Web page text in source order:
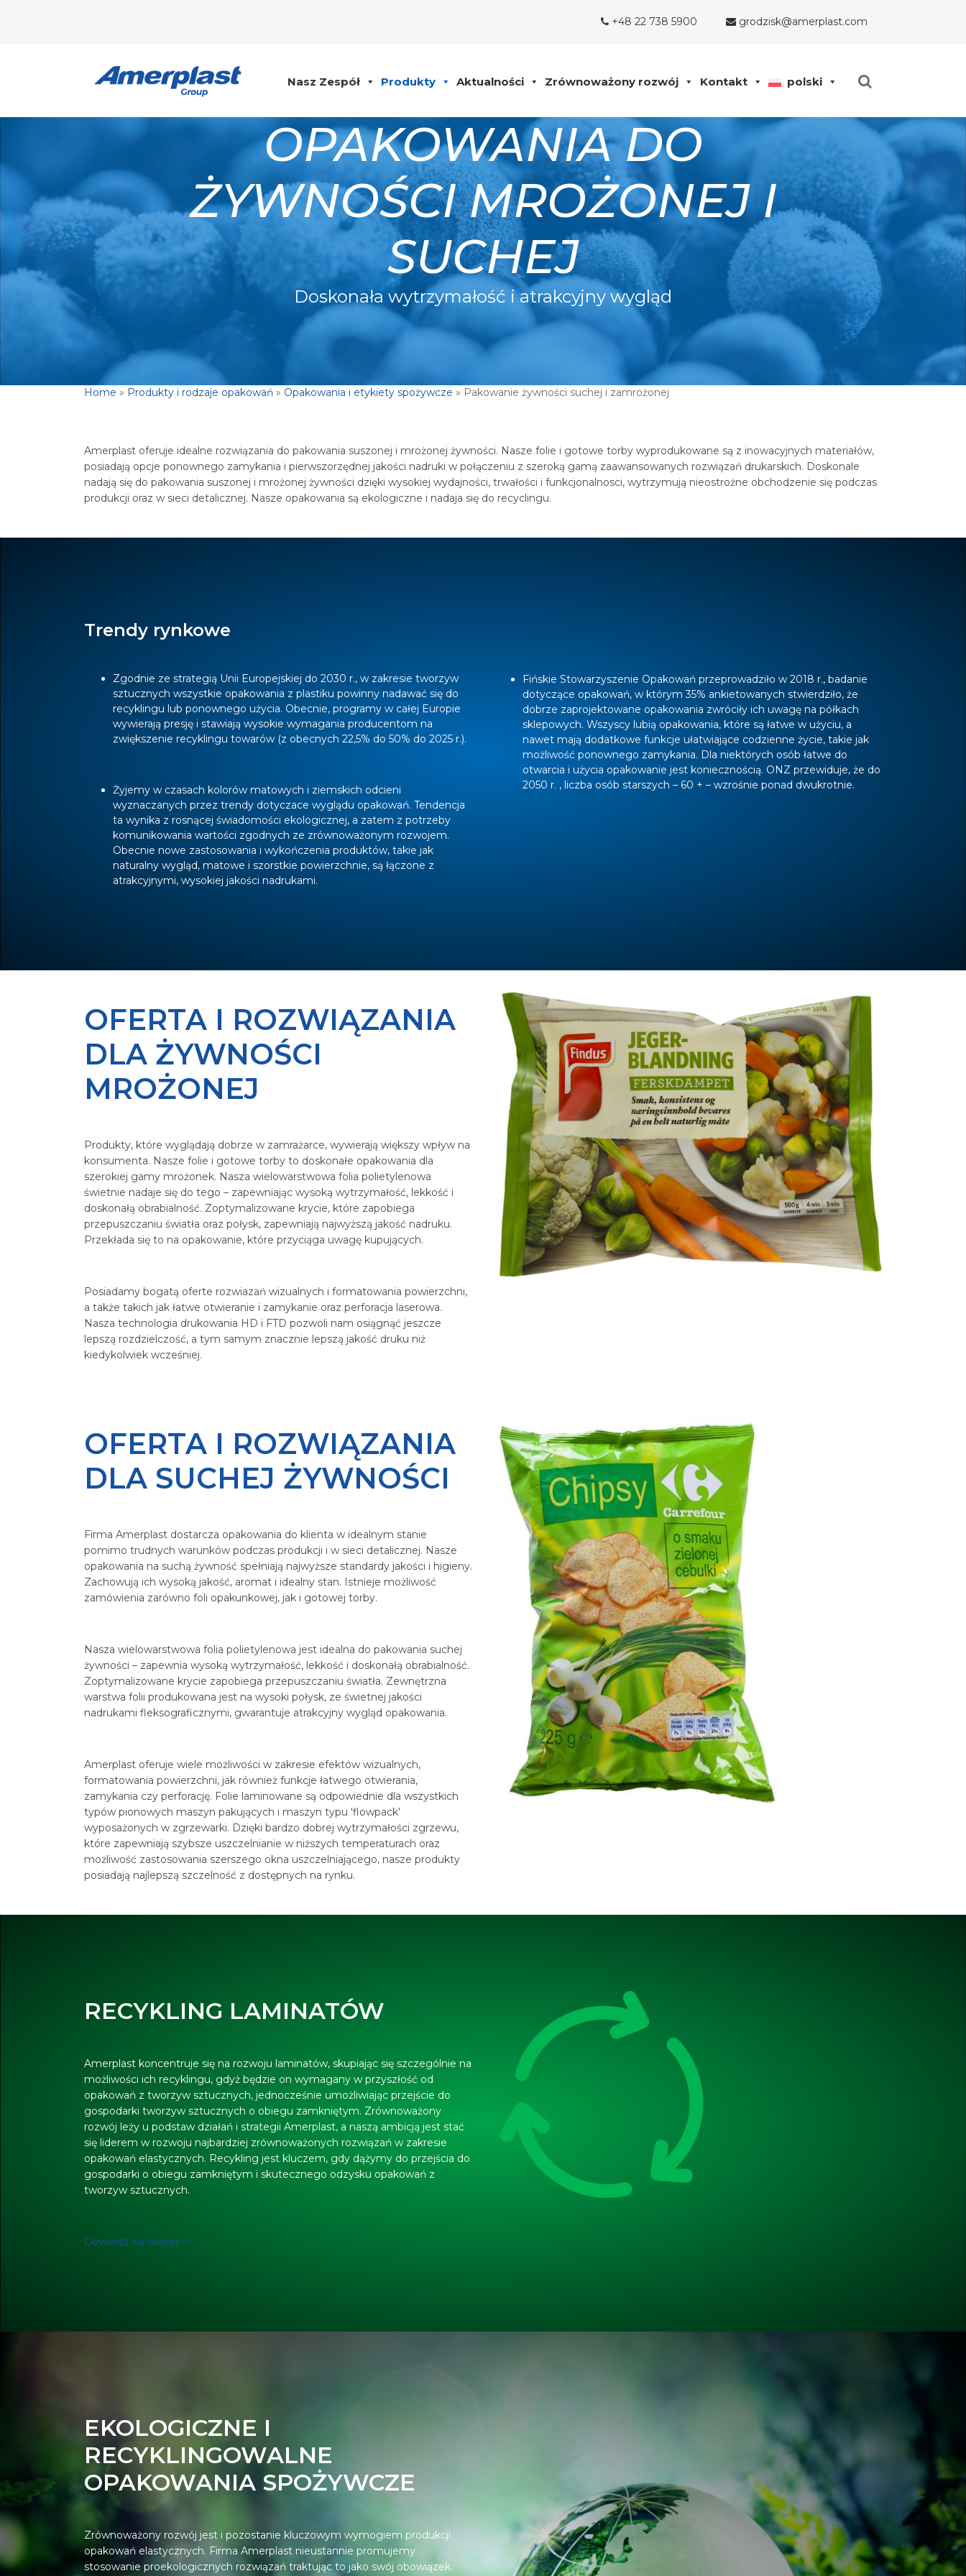
+48 22 738 5900 grodzisk@amerplast.com
Nasz Zespół Produkty Aktualności Zrównoważony rozwój Kontakt polski
OPAKOWANIA DO
ŻYWNOŚCI MROŻONEJ I
SUCHEJ
Doskonała wytrzymałość i atrakcyjny wygląd
Home » Produkty i rodzaje opakowań » Opakowania i etykiety spożywcze » Pakowanie żywności suchej i zamrożonej
Amerplast oferuje idealne rozwiązania do pakowania suszonej i mrożonej żywności. Nasze folie i gotowe torby wyprodukowane są z inowacyjnych materiałów,
posiadają opcje ponownego zamykania i pierwszorzędnej jakości nadruki w połączeniu z szeroką gamą zaawansowanych rozwiązań drukarskich. Doskonale
nadają się do pakowania suszonej i mrożonej żywności dzięki wysokiej wydajności, trwałości i funkcjonalnosci, wytrzymują nieostrożne obchodzenie się podczas
produkcji oraz w sieci detalicznej. Nasze opakowania są ekologiczne i nadaja się do recyclingu.
Trendy rynkowe
Zgodnie ze strategią Unii Europejskiej do 2030 r., w zakresie tworzyw
sztucznych wszystkie opakowania z plastiku powinny nadawać się do
recyklingu lub ponownego użycia. Obecnie, programy w całej Europie
wywierają presję i stawiają wysokie wymagania producentom na
zwiększenie recyklingu towarów (z obecnych 22,5% do 50% do 2025 r.).
Żyjemy w czasach kolorów matowych i ziemskich odcieni
wyznaczanych przez trendy dotyczace wyglądu opakowań. Tendencja
ta wynika z rosnącej świadomości ekologicznej, a zatem z potrzeby
komunikowania wartości zgodnych ze zrównoważonym rozwojem.
Obecnie nowe zastosowania i wykończenia produktów, takie jak
naturalny wygląd, matowe i szorstkie powierzchnie, są łączone z
atrakcyjnymi, wysokiej jakości nadrukami.
Fińskie Stowarzyszenie Opakowań przeprowadziło w 2018 r., badanie
dotyczące opakowań, w którym 35% ankietowanych stwierdziło, że
dobrze zaprojektowane opakowania zwróciły ich uwagę na półkach
sklepowych. Wszyscy lubią opakowania, które są łatwe w użyciu, a
nawet mają dodatkowe funkcje ułatwiające codzienne życie, takie jak
możliwość ponownego zamykania. Dla niektórych osób łatwe do
otwarcia i użycia opakowanie jest koniecznością. ONZ przewiduje, że do
2050 r. , liczba osób starszych – 60 + – wzrośnie ponad dwukrotnie.
OFERTA I ROZWIĄZANIA
DLA ŻYWNOŚCI
MROŻONEJ
Produkty, które wyglądają dobrze w zamrażarce, wywierają większy wpływ na
konsumenta. Nasze folie i gotowe torby to doskonałe opakowania dla
szerokiej gamy mrożonek. Nasza wielowarstwowa folia polietylenowa
świetnie nadaje się do tego – zapewniając wysoką wytrzymałość, lekkość i
doskonałą obrabialność. Zoptymalizowane krycie, które zapobiega
przepuszczaniu światła oraz połysk, zapewniają najwyższą jakość nadruku.
Przekłada się to na opakowanie, które przyciąga uwagę kupujących.
Posiadamy bogatą oferte rozwiazań wizualnych i formatowania powierzchni,
a także takich jak łatwe otwieranie i zamykanie oraz perforacja laserowa.
Nasza technologia drukowania HD i FTD pozwoli nam osiągnąć jeszcze
lepszą rozdzielczość, a tym samym znacznie lepszą jakość druku niż
kiedykolwiek wcześniej.
OFERTA I ROZWIĄZANIA
DLA SUCHEJ ŻYWNOŚCI
Firma Amerplast dostarcza opakowania do klienta w idealnym stanie
pomimo trudnych warunków podczas produkcji i w sieci detalicznej. Nasze
opakowania na suchą żywność spełniają najwyższe standardy jakości i higieny.
Zachowują ich wysoką jakość, aromat i idealny stan. Istnieje możliwość
zamówienia zarówno foli opakunkowej, jak i gotowej torby.
Nasza wielowarstwowa folia polietylenowa jest idealna do pakowania suchej
żywności – zapewnia wysoką wytrzymałość, lekkość i doskonałą obrabialność.
Zoptymalizowane krycie zapobiega przepuszczaniu światła. Zewnętrzna
warstwa folii produkowana jest na wysoki połysk, ze świetnej jakości
nadrukami fleksograficznymi, gwarantuje atrakcyjny wygląd opakowania.
Amerplast oferuje wiele możliwości w zakresie efektów wizualnych,
formatowania powierzchni, jak również funkcje łatwego otwierania,
zamykania czy perforację. Folie laminowane są odpowiednie dla wszystkich
typów pionowych maszyn pakujących i maszyn typu 'flowpack’
wyposażonych w zgrzewarki. Dzięki bardzo dobrej wytrzymałości zgrzewu,
które zapewniają szybsze uszczelnianie w niższych temperaturach oraz
możliwość zastosowania szerszego okna uszczelniającego, nasze produkty
posiadają najlepszą szczelność z dostępnych na rynku.
RECYKLING LAMINATÓW
Amerplast koncentruje się na rozwoju laminatów, skupiając się szczególnie na
możliwości ich recyklingu, gdyż będzie on wymagany w przyszłość od
opakowań z tworzyw sztucznych, jednocześnie umożliwiając przejście do
gospodarki tworzyw sztucznych o obiegu zamkniętym. Zrównoważony
rozwój leży u podstaw działań i strategii Amerplast, a naszą ambicją jest stać
się liderem w rozwoju najbardziej zrównoważonych rozwiązań w zakresie
opakowań elastycznych. Recykling jest kluczem, gdy dążymy do przejścia do
gospodarki o obiegu zamkniętym i skutecznego odzysku opakowań z
tworzyw sztucznych.
Dowiedz się więcej>>
EKOLOGICZNE I
RECYKLINGOWALNE
OPAKOWANIA SPOŻYWCZE
Zrównoważony rozwój jest i pozostanie kluczowym wymogiem produkcji
opakowań elastycznych. Firma Amerplast nieustannie promujemy
stosowanie proekologicznych rozwiązań traktując to jako swój obowiązek.